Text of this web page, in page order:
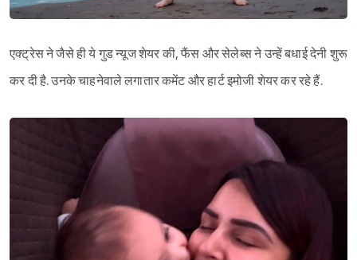
एक्ट्रेस ने जैसे ही ये गुड न्यूज शेयर की, फैंस और सेलेब्स ने उन्हें बधाई देनी शुरू
कर दी है. उनके चाहनेवाले लगातार कमेंट और हार्ट इमोजी शेयर कर रहे हैं.